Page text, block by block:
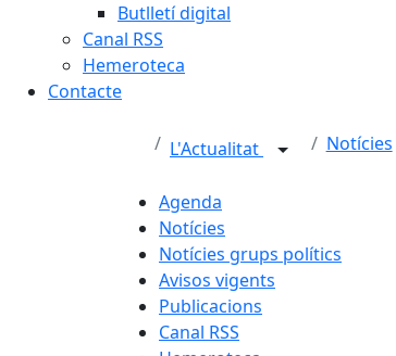
Butlletí digital
Canal RSS
Hemeroteca
Contacte
L'Actualitat Notícies
Agenda
Notícies
Notícies grups polítics
Avisos vigents
Publicacions
Canal RSS